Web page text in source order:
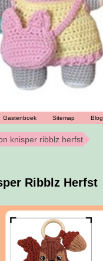
Gastenboek Sitemap Blog
knisper ribblz herfst
Ribblz Herfst